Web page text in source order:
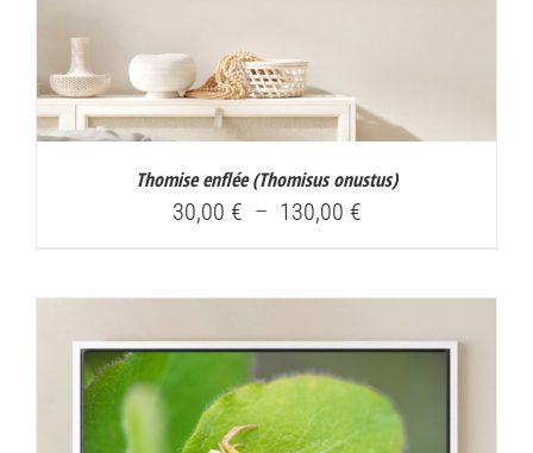
Thomise enflée (Thomisus onustus)
30,00 € – 130,00 €Plage
à
130,00 €